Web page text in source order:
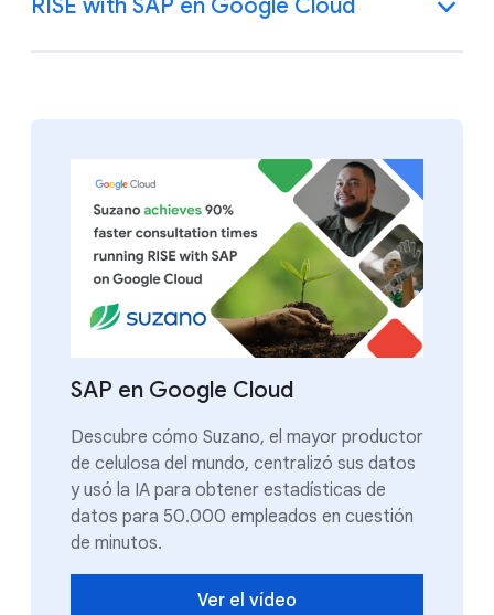
RISE with SAP en Google Cloud
SAP en Google Cloud
Descubre cómo Suzano, el mayor productor
de celulosa del mundo, centralizó sus datos
y usó la IA para obtener estadísticas de
datos para 50.000 empleados en cuestión
de minutos.
Ver el vídeo